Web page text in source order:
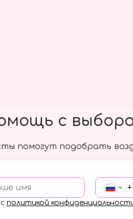
помогут подобрать
имя
политикой
с